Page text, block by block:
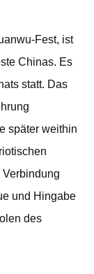
Fest, ist
Chinas. Es
statt. Das
später weithin
und Hingabe
des